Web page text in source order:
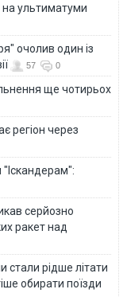
на ультиматуми
очолив один із
57 0
ще чотирьох
регіон через
"Іскандерам":
серйозно
ракет над
стали рідше літати
обирати поїзди